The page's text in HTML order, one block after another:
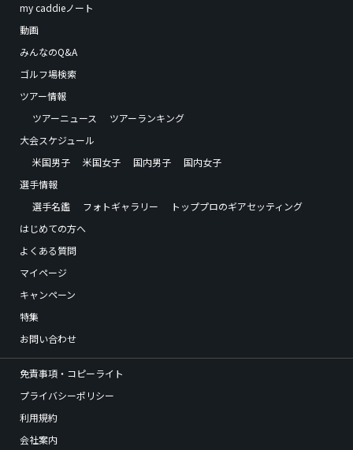
my caddieノート
動画
みんなのQ&A
ゴルフ場検索
ツアー情報
ツアーニュース
ツアーランキング
大会スケジュール
米国男子
米国女子 国内男子
国内女子
選手情報
選手名鑑
フォトギャラリー
トッププロのギアセッティング
はじめての方へ
よくある質問
マイページ
キャンペーン
特集
お問い合わせ
免責事項・コピーライト
プライバシーポリシー
利用規約
会社案内